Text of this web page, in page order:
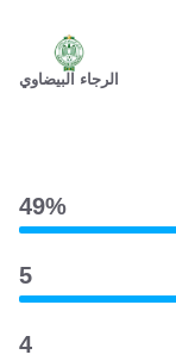
الرجاء البيضاوي
49‎%‎
5
4